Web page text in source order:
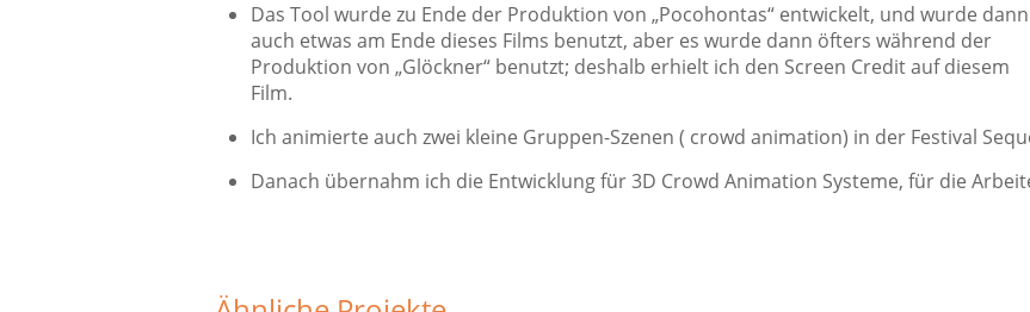
Das Tool wurde zu Ende der Produktion von „Pocohontas“ entwickelt, und wurde dann
auch etwas am Ende dieses Films benutzt, aber es wurde dann öfters während der
Produktion von „Glöckner“ benutzt; deshalb erhielt ich den Screen Credit auf diesem
Film.
Ich animierte auch zwei kleine Gruppen-Szenen ( crowd animation) in der Festival
Danach übernahm ich die Entwicklung für 3D Crowd Animation Systeme, für die